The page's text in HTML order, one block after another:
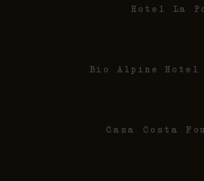
Hotel La
Bio Alpine Hotel
Casa Costa